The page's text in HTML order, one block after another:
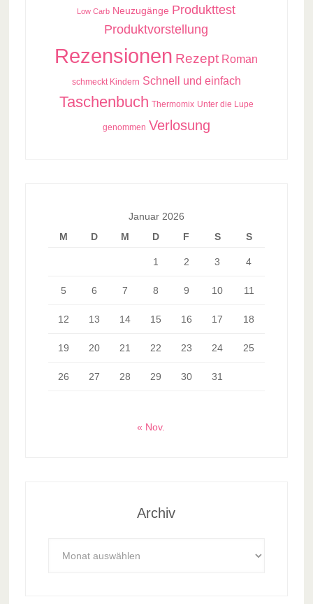
Low Carb Neuzugänge Produkttest
Produktvorstellung
Rezensionen Rezept Roman
schmeckt Kindern Schnell und einfach
Taschenbuch Thermomix Unter die Lupe
genommen Verlosung
Januar 2026
M
D M D F S S
1 2 3 4
5 6 7 8 9 10 11
12 13 14 15 16 17 18
19 20 21 22 23 24 25
26 27 28 29 30 31
« Nov.
Archiv